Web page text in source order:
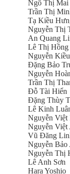
Ngô Thị
Trần Thị
Tạ Kiều
Nguyễn Thị
An Quang
Lê Thị Hồng
Nguyễn
Đặng Bảo
Nguyễn
Trần Thị
Đỗ Tài Hiển
Đặng Thùy
Lê Kinh
Nguyễn Việt
Nguyễn Việt
Vũ Đăng
Nguyễn Bảo
Nguyễn Thị
Lê Anh Sơn
Hara Yoshio